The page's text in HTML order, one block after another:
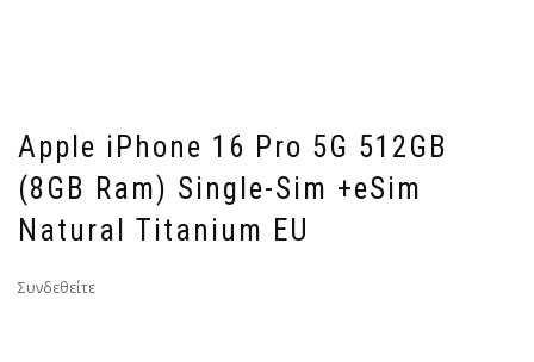
Apple iPhone 16 Pro 5G 512GB
(8GB Ram) Single-Sim +eSim
Natural Titanium EU
Συνδεθείτε